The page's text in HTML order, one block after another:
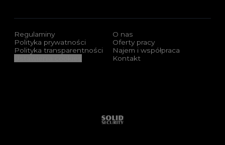
Regulaminy
Polityka prywatności
Polityka transparentności
O nas
Oferty pracy
Najem i współpraca
Kontakt